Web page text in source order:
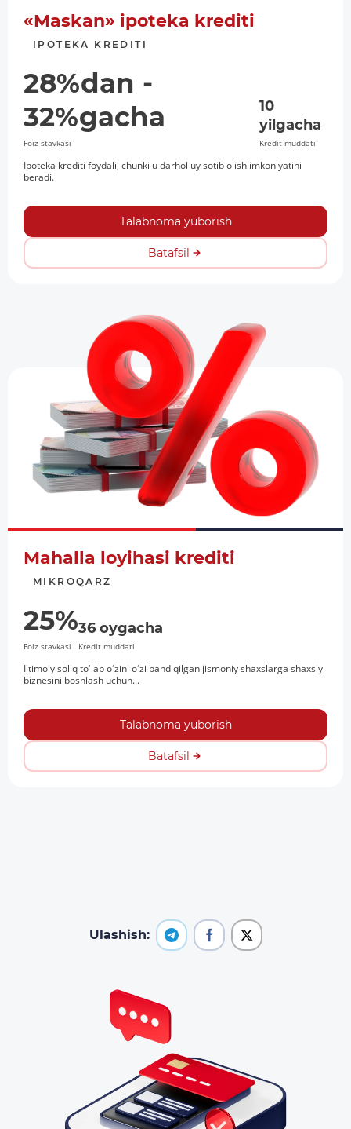
«Maskan» ipoteka krediti
IPOTEKA KREDITI
28%dan -
32%gacha
Foiz stavkasi
10
yilgacha
Kredit muddati
Ipoteka krediti foydali, chunki u darhol uy sotib olish imkoniyatini
beradi.
Talabnoma yuborish
Batafsil
Mahalla loyihasi krediti
MIKROQARZ
25%
Foiz stavkasi
36 oygacha
Kredit muddati
Ijtimoiy soliq toʻlab oʻzini oʻzi band qilgan jismoniy shaxslarga shaxsiy
biznesini boshlash uchun...
Talabnoma yuborish
Batafsil
Ulashish: